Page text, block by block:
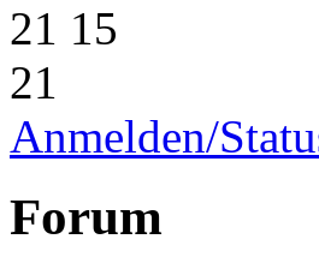
21 15
21
Anmelden/
Forum